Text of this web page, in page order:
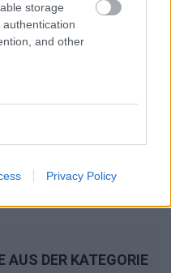
storage
and other
Privacy Policy
AUS DER KATEGORIE